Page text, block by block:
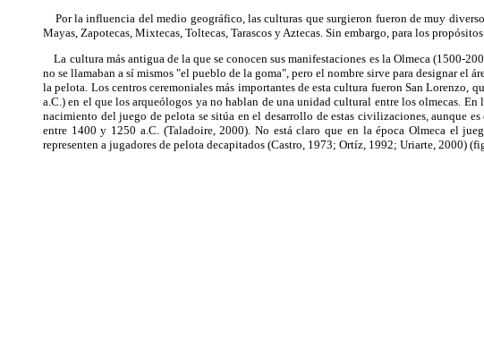
Por la influencia del medio geográfico, las culturas que surgieron fueron de muy
Mayas, Zapotecas, Mixtecas, Toltecas, Tarascos y Aztecas. Sin embargo, para los
La cultura más antigua de la que se conocen sus manifestaciones es la Olmeca (1500-
no se llamaban a sí mismos "el pueblo de la goma", pero el nombre sirve para designar
la pelota. Los centros ceremoniales más importantes de esta cultura fueron San Lorenzo,
a.C.) en el que los arqueólogos ya no hablan de una unidad cultural entre los olmecas.
nacimiento del juego de pelota se sitúa en el desarrollo de estas civilizaciones, aunque
entre 1400 y 1250 a.C. (Taladoire, 2000). No está claro que en la época Olmeca el
representen a jugadores de pelota decapitados (Castro, 1973; Ortíz, 1992; Uriarte, 2000)